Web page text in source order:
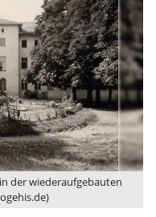
der wiederaufgebauten